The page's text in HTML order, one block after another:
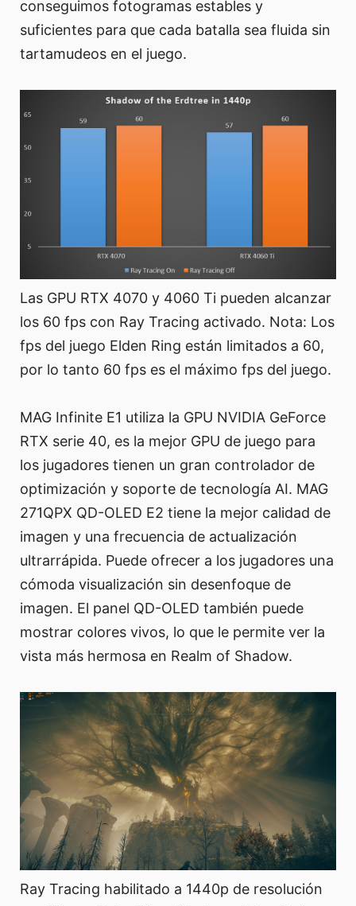
conseguimos fotogramas estables y
suficientes para que cada batalla sea fluida sin
tartamudeos en el juego.
Las GPU RTX 4070 y 4060 Ti pueden alcanzar
los 60 fps con Ray Tracing activado. Nota: Los
fps del juego Elden Ring están limitados a 60,
por lo tanto 60 fps es el máximo fps del juego.
MAG Infinite E1 utiliza la GPU NVIDIA GeForce
RTX serie 40, es la mejor GPU de juego para
los jugadores tienen un gran controlador de
optimización y soporte de tecnología AI. MAG
271QPX QD-OLED E2 tiene la mejor calidad de
imagen y una frecuencia de actualización
ultrarrápida. Puede ofrecer a los jugadores una
cómoda visualización sin desenfoque de
imagen. El panel QD-OLED también puede
mostrar colores vivos, lo que le permite ver la
vista más hermosa en Realm of Shadow.
Ray Tracing habilitado a 1440p de resolución